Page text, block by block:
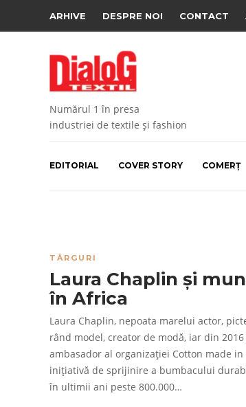
ARHIVE DESPRE NOI CONTACT
Numărul 1 în presa
industriei de textile și fashion
EDITORIAL COVER STORY COMERȚ
TÂRGURI
Laura Chaplin și
în Africa
Laura Chaplin, nepoata marelui actor,
rând model, creator de modă, iar din
ambasador al organizației Cotton made in
inițiativă de sprijinire a bumbacului
în ultimii ani peste 800.000…